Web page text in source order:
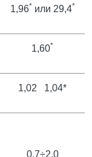
1,96* или 29,4*
1,60*
1,02 1,04*
0,7÷2,0